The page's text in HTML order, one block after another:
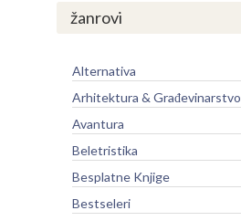
žanrovi
Alternativa
Arhitektura & Građevinarstvo
Avantura
Beletristika
Besplatne Knjige
Bestseleri